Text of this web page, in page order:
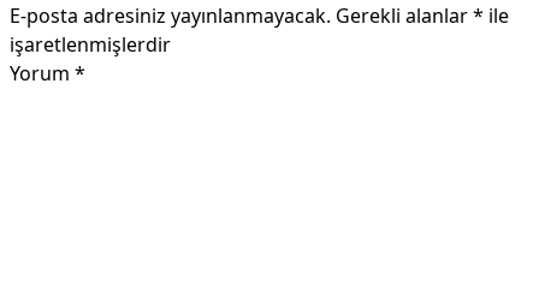
E-posta adresiniz yayınlanmayacak. Gerekli alanlar* ile
işaretlenmişlerdir
Yorum *